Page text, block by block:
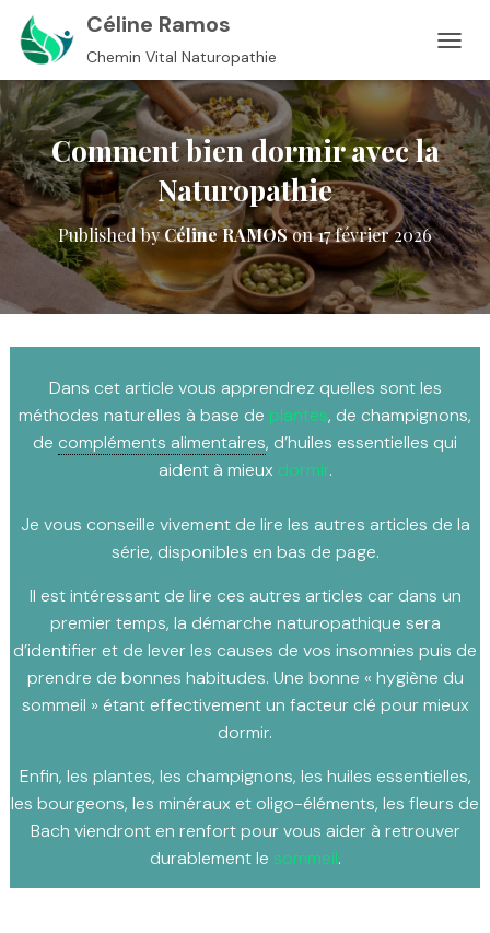
Céline Ramos
Chemin Vital Naturopathie
Comment bien dormir avec la
Naturopathie
Published byCéline RAMOSon17 février 2026
Dans cet article vous apprendrez quelles sont les
méthodes naturelles à base de plantes, de champignons,
de compléments alimentaires, d’huiles essentielles qui
aident à mieux dormir.
Je vous conseille vivement de lire les autres articles de la
série, disponibles en bas de page.
Il est intéressant de lire ces autres articles car dans un
premier temps, la démarche naturopathique sera
d’identifier et de lever les causes de vos insomnies puis de
prendre de bonnes habitudes. Une bonne « hygiène du
sommeil » étant effectivement un facteur clé pour mieux
dormir.
Enfin, les plantes, les champignons, les huiles essentielles,
les bourgeons, les minéraux et oligo-éléments, les fleurs de
Bach viendront en renfort pour vous aider à retrouver
durablement le sommeil.